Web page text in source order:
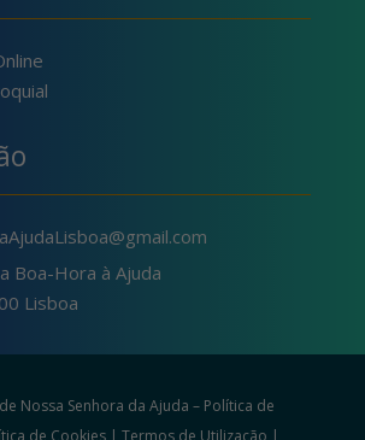
Boa-Hora à Ajuda
Lisboa
Nossa Senhora da Ajuda – Política de
de Cookies| Termos de Utilização |